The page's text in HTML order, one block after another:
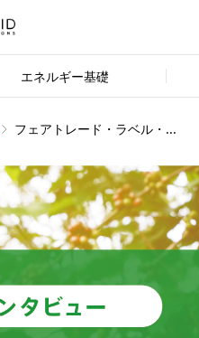
エネルギー基礎
フェアトレード・ラベル・...